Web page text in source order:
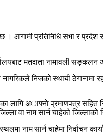
आगामी प्रतिनिधि सभा र प्रदेश
मतदाता नामावली
निजको स्थायी ठेगानामा
लागि अाफ्नाे प्रमाणपत्र
वा नाम सार्न चाहेको
नाम सार्न चाहेमा निर्वाचन